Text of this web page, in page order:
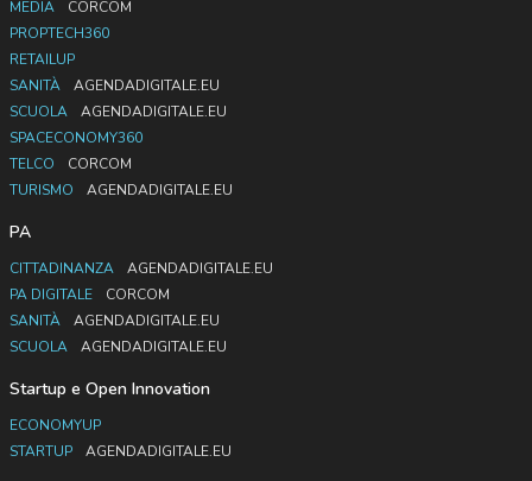
MEDIA
CORCOM
PROPTECH360
RETAILUP
SANITÀ
AGENDADIGITALE.EU
SCUOLA
AGENDADIGITALE.EU
SPACECONOMY360
TELCO
CORCOM
TURISMO
AGENDADIGITALE.EU
PA
CITTADINANZA
AGENDADIGITALE.EU
PA DIGITALE
CORCOM
SANITÀ
AGENDADIGITALE.EU
SCUOLA
AGENDADIGITALE.EU
Startup e Open Innovation
ECONOMYUP
STARTUP
AGENDADIGITALE.EU